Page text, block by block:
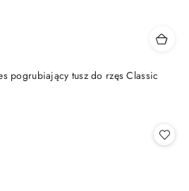
pogrubiający tusz do rzęs Classic